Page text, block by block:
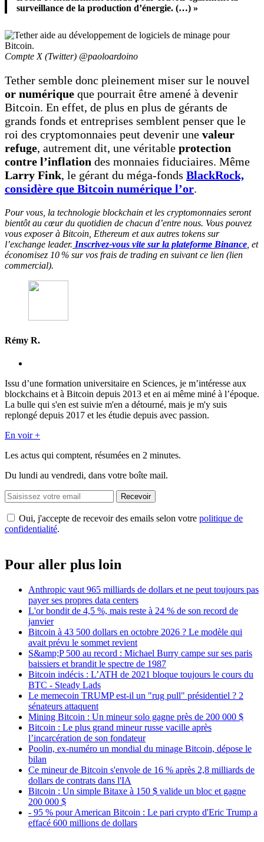
surveillance de la production d’énergie. (…) »
Compte X (Twitter) @paoloardoino
Tether semble donc pleinement miser sur le nouvel
or numérique que pourrait être amené à devenir
Bitcoin. En effet, de plus en plus de gérants de
grands fonds et entreprises semblent penser que le
roi des cryptomonnaies peut devenir une valeur
refuge, autrement dit, une véritable protection
contre l’inflation des monnaies fiduciaires. Même
Larry Fink, le gérant du méga-fonds BlackRock,
considère que Bitcoin numérique l’or.
Pour vous, la technologie blockchain et les cryptomonnaies seront
bientôt au cœur du quotidien de chacun d’entre nous. Vous pouvez
vous exposer à Bitcoin, Ethereum et aux autres tokens sur
l’exchange leader. Inscrivez-vous vite sur la plateforme Binance , et
économisez 10 % sur vos frais de trading en suivant ce lien (lien
commercial).
Rémy R.
Issu d’une formation universitaire en Sciences, je m’intéresse aux
blockchains et à Bitcoin depuis 2013 et en ai même miné à l’époque.
La bulle qui s'en est suivie m'en a détourné, mais je m'y suis
replongé depuis 2017 et les étudie depuis avec passion.
En voir +
Les actus qui comptent, résumées en 2 minutes.
Du lundi au vendredi, dans votre boîte mail.
Recevoir
Oui, j'accepte de recevoir des emails selon votre politique de
confidentialité.
Pour aller plus loin
Anthropic vaut 965 milliards de dollars et ne peut toujours pas
payer ses propres data centers
L'or bondit de 4,5 %, mais reste à 24 % de son record de
janvier
Bitcoin à 43 500 dollars en octobre 2026 ? Le modèle qui
avait prévu le sommet revient
S&amp;P 500 au record : Michael Burry campe sur ses paris
baissiers et brandit le spectre de 1987
Bitcoin indécis : L’ATH de 2021 bloque toujours le cours du
BTC - Steady Lads
Le memecoin TRUMP est-il un "rug pull" présidentiel ? 2
sénateurs attaquent
Mining Bitcoin : Un mineur solo gagne près de 200 000 $
Bitcoin : Le plus grand mineur russe vacille après
l’incarcération de son fondateur
Poolin, ex-numéro un mondial du minage Bitcoin, dépose le
bilan
Ce mineur de Bitcoin s'envole de 16 % après 2,8 milliards de
dollars de contrats dans l'IA
Bitcoin : Un simple Bitaxe à 150 $ valide un bloc et gagne
200 000 $
- 95 % pour American Bitcoin : Le pari crypto d'Eric Trump a
effacé 600 millions de dollars